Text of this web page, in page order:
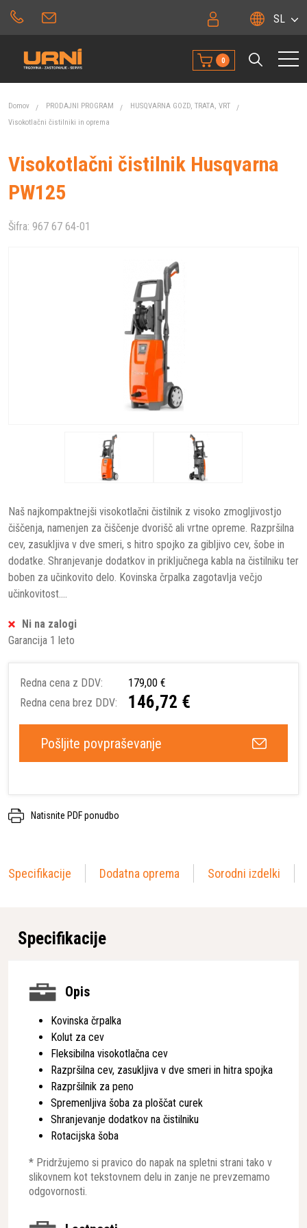
SL
0
Domov PRODAJNI PROGRAM
HUSQVARNA GOZD, TRATA, VRT
Visokotlačni čistilniki in oprema
Visokotlačni čistilnik Husqvarna
PW125
Šifra: 967 67 64-01
Naš najkompaktnejši visokotlačni čistilnik z visoko zmogljivostjo
čiščenja, namenjen za čiščenje dvorišč ali vrtne opreme. Razpršilna
cev, zasukljiva v dve smeri, s hitro spojko za gibljivo cev, šobe in
dodatke. Shranjevanje dodatkov in priključnega kabla na čistilniku ter
boben za učinkovito delo. Kovinska črpalka zagotavlja večjo
učinkovitost....
Ni na zalogi
Garancija 1 leto
Redna cena z DDV:
179,00 €
Redna cena brez DDV:
146,72 €
Pošljite povpraševanje
Natisnite PDF ponudbo
Specifikacije Dodatna oprema Sorodni izdelki
Specifikacije
Opis
Kovinska črpalka
Kolut za cev
Fleksibilna visokotlačna cev
Razpršilna cev, zasukljiva v dve smeri in hitra spojka
Razpršilnik za peno
Spremenljiva šoba za ploščat curek
Shranjevanje dodatkov na čistilniku
Rotacijska šoba
* Pridržujemo si pravico do napak na spletni strani tako v
slikovnem kot tekstovnem delu in zanje ne prevzemamo
odgovornosti.